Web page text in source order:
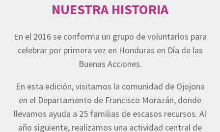
NUESTRA HISTORIA
En el 2016 se conforma un grupo de voluntarios para
celebrar por primera vez en Honduras en Día de las
Buenas Acciones.
En esta edición, visitamos la comunidad de Ojojona
en el Departamento de Francisco Morazán, donde
llevamos ayuda a 25 familias de escasos recursos. Al
año siguiente, realizamos una actividad central de